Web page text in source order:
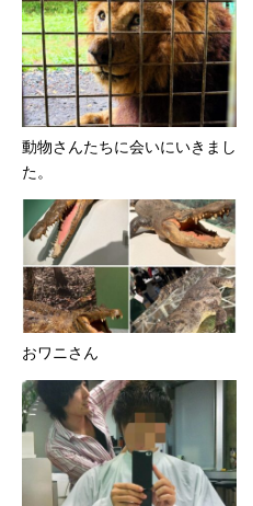
動物さんたちに会いにいきまし
た。
おワニさん